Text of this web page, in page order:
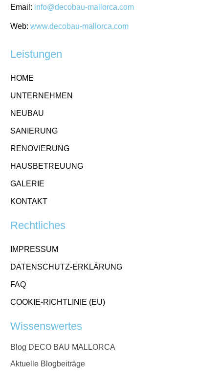
Email: info@decobau-mallorca.com
Web: www.decobau-mallorca.com
Leistungen
HOME
UNTERNEHMEN
NEUBAU
SANIERUNG
RENOVIERUNG
HAUSBETREUUNG
GALERIE
KONTAKT
Rechtliches
IMPRESSUM
DATENSCHUTZ-ERKLÄRUNG
FAQ
COOKIE-RICHTLINIE (EU)
Wissenswertes
Blog DECO BAU MALLORCA
Aktuelle Blogbeiträge